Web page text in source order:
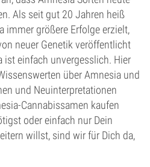
Als seit gut 20 Jahren heiß
immer größere Erfolge erzielt,
neuer Genetik veröffentlicht
ist einfach unvergesslich. Hier
über Amnesia und
und Neuinterpretationen
Cannabissamen kaufen
oder einfach nur Dein
willst, sind wir für Dich da,